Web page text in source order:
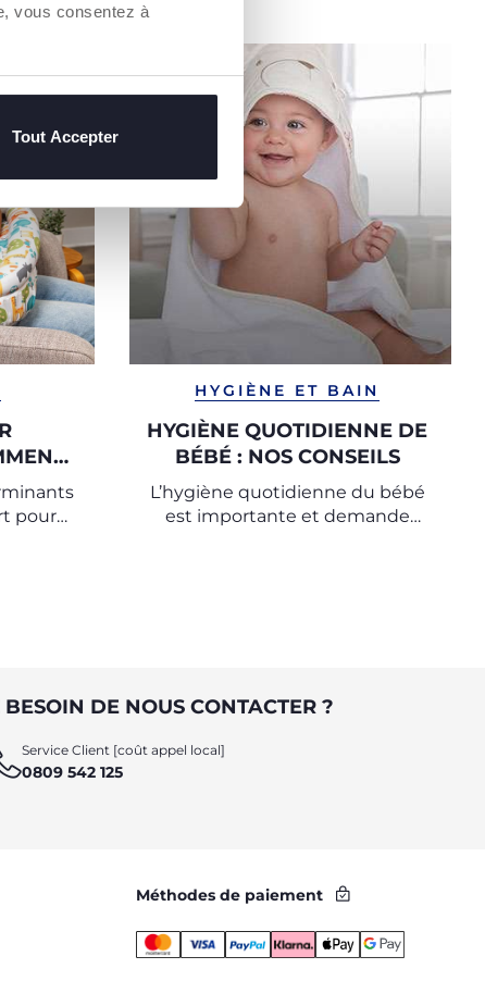
vous consentez à
Tout Accepter
pour
HYGIÈNE ET BAIN
HYGIÈNE QUOTIDIENNE DE
BÉBÉ : NOS CONSEILS
L’hygiène quotidienne du bébé
est importante et demande
DE NOUS CONTACTER ?
Service Client [coût appel local]
0809 542 125
Méthodes de paiement